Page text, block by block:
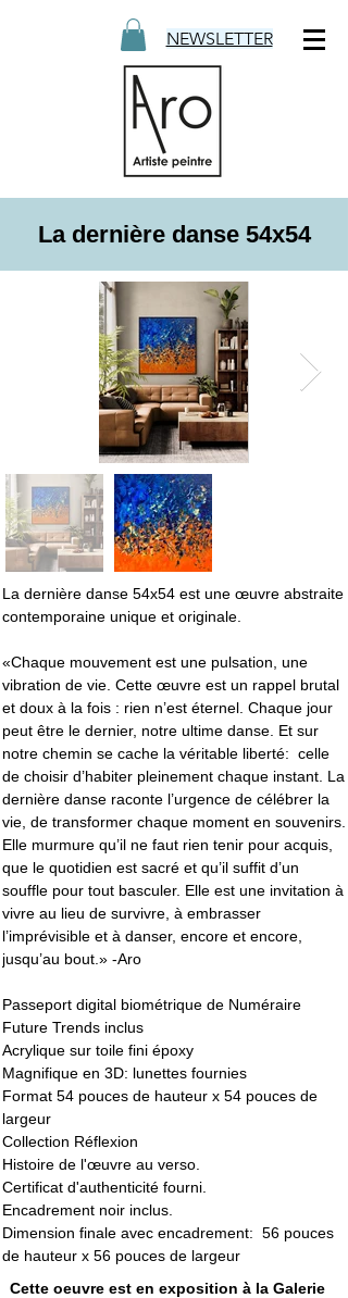
NEWSLETTER
La dernière danse 54x54
La dernière danse 54x54 est une œuvre abstraite
contemporaine unique et originale.
«Chaque mouvement est une pulsation, une
vibration de vie. Cette œuvre est un rappel brutal
et doux à la fois : rien n’est éternel. Chaque jour
peut être le dernier, notre ultime danse. Et sur
notre chemin se cache la véritable liberté:  celle
de choisir d’habiter pleinement chaque instant. La
dernière danse raconte l’urgence de célébrer la
vie, de transformer chaque moment en souvenirs.
Elle murmure qu’il ne faut rien tenir pour acquis,
que le quotidien est sacré et qu’il suffit d’un
souffle pour tout basculer. Elle est une invitation à
vivre au lieu de survivre, à embrasser
l’imprévisible et à danser, encore et encore,
jusqu’au bout. » -Aro
Passeport digital biométrique de Numéraire
Future Trends inclus
Acrylique sur toile fini époxy
Magnifique en 3D: lunettes fournies
Format 54 pouces de hauteur x 54 pouces de
largeur
Collection Réflexion
Histoire de l'œuvre au verso.
Certificat d'authenticité fourni.
Encadrement noir inclus.
Dimension finale avec encadrement:  56 pouces
de hauteur x 56 pouces de largeur
Cette oeuvre est en exposition à la Galerie